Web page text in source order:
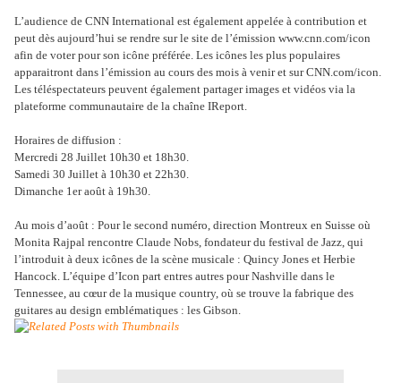
L’audience de CNN International est également appelée à contribution et
peut dès aujourd’hui se rendre sur le site de l’émission www.cnn.com/icon
afin de voter pour son icône préférée. Les icônes les plus populaires
apparaitront dans l’émission au cours des mois à venir et sur CNN.com/icon.
Les téléspectateurs peuvent également partager images et vidéos via la
plateforme communautaire de la chaîne IReport.
Horaires de diffusion :
Mercredi 28 Juillet 10h30 et 18h30.
Samedi 30 Juillet à 10h30 et 22h30.
Dimanche 1er août à 19h30.
Au mois d’août : Pour le second numéro, direction Montreux en Suisse où
Monita Rajpal rencontre Claude Nobs, fondateur du festival de Jazz, qui
l’introduit à deux icônes de la scène musicale : Quincy Jones et Herbie
Hancock. L’équipe d’Icon part entres autres pour Nashville dans le
Tennessee, au cœur de la musique country, où se trouve la fabrique des
guitares au design emblématiques : les Gibson.